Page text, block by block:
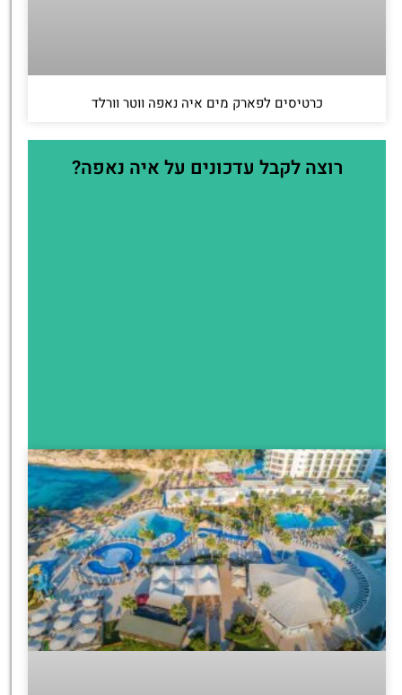
כרטיסים לפארק מים איה נאפה ווטר וורלד
רוצה לקבל עדכונים על איה נאפה?